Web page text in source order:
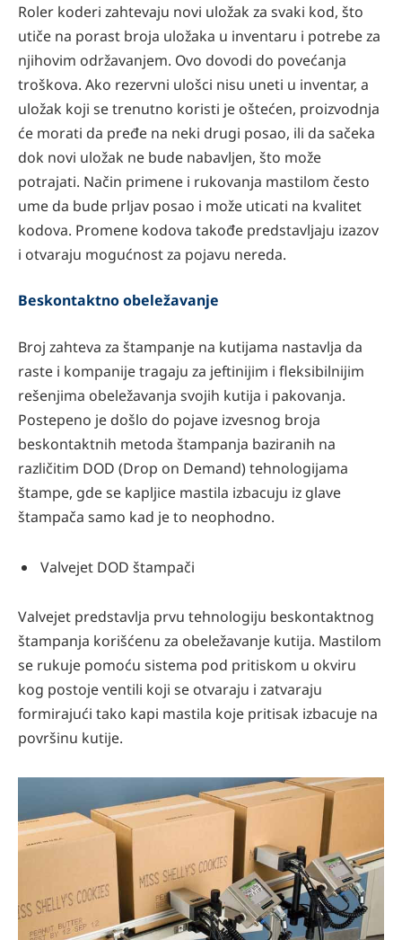
Roler koderi zahtevaju novi uložak za svaki kod, što
utiče na porast broja uložaka u inventaru i potrebe za
njihovim održavanjem. Ovo dovodi do povećanja
troškova. Ako rezervni ulošci nisu uneti u inventar, a
uložak koji se trenutno koristi je oštećen, proizvodnja
će morati da pređe na neki drugi posao, ili da sačeka
dok novi uložak ne bude nabavljen, što može
potrajati. Način primene i rukovanja mastilom često
ume da bude prljav posao i može uticati na kvalitet
kodova. Promene kodova takođe predstavljaju izazov
i otvaraju mogućnost za pojavu nereda.
Beskontaktno obeležavanje
Broj zahteva za štampanje na kutijama nastavlja da
raste i kompanije tragaju za jeftinijim i fleksibilnijim
rešenjima obeležavanja svojih kutija i pakovanja.
Postepeno je došlo do pojave izvesnog broja
beskontaktnih metoda štampanja baziranih na
različitim DOD (Drop on Demand) tehnologijama
štampe, gde se kapljice mastila izbacuju iz glave
štampača samo kad je to neophodno.
Valvejet DOD štampači
Valvejet predstavlja prvu tehnologiju beskontaktnog
štampanja korišćenu za obeležavanje kutija. Mastilom
se rukuje pomoću sistema pod pritiskom u okviru
kog postoje ventili koji se otvaraju i zatvaraju
formirajući tako kapi mastila koje pritisak izbacuje na
površinu kutije.